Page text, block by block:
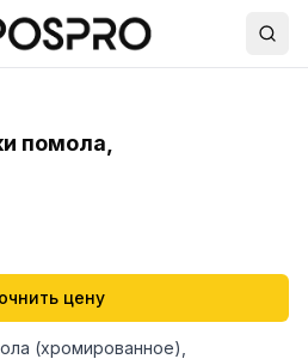
помола,
цену
(хромированное),